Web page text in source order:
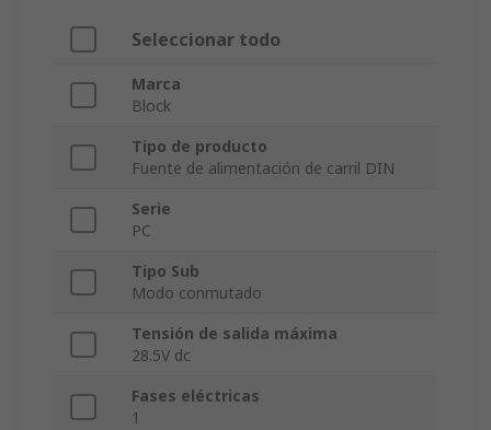
Seleccionar todo
Marca
Block
Tipo de producto
Fuente de alimentación de carril DIN
Serie
PC
Tipo Sub
Modo conmutado
Tensión de salida máxima
28.5V dc
Fases eléctricas
1